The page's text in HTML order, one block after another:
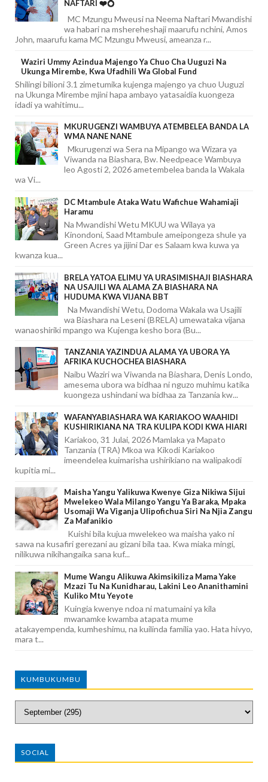
NAFTARI ❤️💍
MC Mzungu Mweusi na Neema Naftari Mwandishi
wa habari na mshereheshaji maarufu nchini, Amos
John, maarufu kama MC Mzungu Mweusi, ameanza r...
Waziri Ummy Azindua Majengo Ya Chuo Cha Uuguzi Na
Ukunga Mirembe, Kwa Ufadhili Wa Global Fund
Shilingi bilioni 3.1 zimetumika kujenga majengo ya chuo Uuguzi
na Ukunga Mirembe mjini hapa ambayo yatasaidia kuongeza
idadi ya wahitimu...
MKURUGENZI WAMBUYA ATEMBELEA BANDA LA
WMA NANE NANE
Mkurugenzi wa Sera na Mipango wa Wizara ya
Viwanda na Biashara, Bw. Needpeace Wambuya
leo Agosti 2, 2026 ametembelea banda la Wakala
wa Vi...
DC Mtambule Ataka Watu Wafichue Wahamiaji
Haramu
Na Mwandishi Wetu MKUU wa Wilaya ya
Kinondoni, Saad Mtambule ameipongeza shule ya
Green Acres ya jijini Dar es Salaam kwa kuwa ya
kwanza kua...
BRELA YATOA ELIMU YA URASIMISHAJI BIASHARA
NA USAJILI WA ALAMA ZA BIASHARA NA
HUDUMA KWA VIJANA BBT
Na Mwandishi Wetu, Dodoma Wakala wa Usajili
wa Biashara na Leseni (BRELA) umewataka vijana
wanaoshiriki mpango wa Kujenga kesho bora (Bu...
TANZANIA YAZINDUA ALAMA YA UBORA YA
AFRIKA KUCHOCHEA BIASHARA
Naibu Waziri wa Viwanda na Biashara, Denis Londo,
amesema ubora wa bidhaa ni nguzo muhimu katika
kuongeza ushindani wa bidhaa za Tanzania kw...
WAFANYABIASHARA WA KARIAKOO WAAHIDI
KUSHIRIKIANA NA TRA KULIPA KODI KWA HIARI
Kariakoo, 31 Julai, 2026 Mamlaka ya Mapato
Tanzania (TRA) Mkoa wa Kikodi Kariakoo
imeendelea kuimarisha ushirikiano na walipakodi
kupitia mi...
Maisha Yangu Yalikuwa Kwenye Giza Nikiwa Sijui
Mwelekeo Wala Milango Yangu Ya Baraka, Mpaka
Usomaji Wa Viganja Ulipofichua Siri Na Njia Zangu
Za Mafanikio
Kuishi bila kujua mwelekeo wa maisha yako ni
sawa na kusafiri gerezani au gizani bila taa. Kwa miaka mingi,
nilikuwa nikihangaika sana kuf...
Mume Wangu Alikuwa Akimsikiliza Mama Yake
Mzazi Tu Na Kunidharau, Lakini Leo Ananithamini
Kuliko Mtu Yeyote
Kuingia kwenye ndoa ni matumaini ya kila
mwanamke kwamba atapata mume
atakayempenda, kumheshimu, na kuilinda familia yao. Hata hivyo,
mara t...
KUMBUKUMBU
SOCIAL